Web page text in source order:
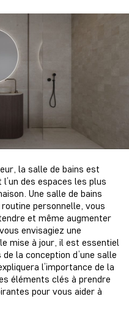
la salle de bains est
des espaces les plus
Une salle de bains
personnelle, vous
et même augmenter
envisagiez une
mise à jour, il est essentiel
la conception d’une salle
l’importance de la
éléments clés à prendre
pour vous aider à